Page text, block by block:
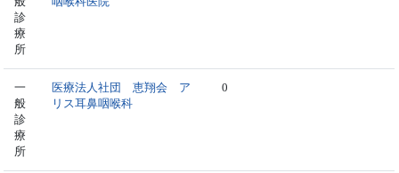
診
療
所
一
般
診
療
所
医療法人社団 恵翔会 ア
リス耳鼻咽喉科
0